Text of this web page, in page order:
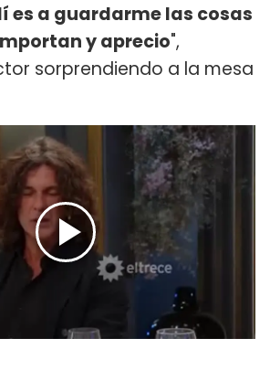
es a guardarme las cosas
y aprecio",
sorprendiendo a la mesa